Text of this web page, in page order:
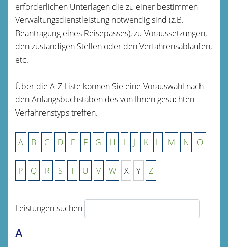
erforderlichen Unterlagen die zu einer bestimmen
Verwaltungsdienstleistung notwendig sind (z.B.
Beantragung eines Reisepasses), zu Voraussetzungen,
den zuständigen Stellen oder den Verfahrensabläufen,
etc.
Über die A-Z Liste können Sie eine Vorauswahl nach
den Anfangsbuchstaben des von Ihnen gesuchten
Verfahrenstyps treffen.
A B C D E F G H I J K L M N O
P Q R S T U V W X Y Z
Leistungen suchen
A